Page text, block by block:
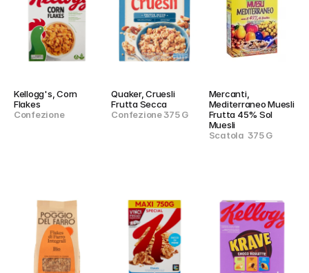
Kellogg's, Corn
Flakes
Confezione
Quaker, Cruesli
Frutta Secca
Confezione 375 G
Mercanti,
Mediterraneo Muesli
Frutta 45% Sol
Muesli
Scatola  375 G